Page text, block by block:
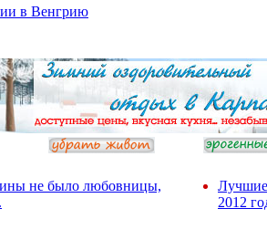
в Венгрию
не было любовницы,
Лучшие
2012